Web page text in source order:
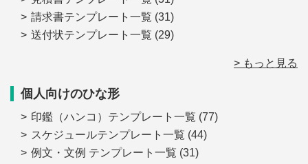
請求書テンプレート一覧 (31)
送付状テンプレート一覧 (29)
> もっと見る
個人向けのひな形
印鑑（ハンコ）テンプレート一覧 (77)
スケジュールテンプレート一覧 (44)
例文・文例 テンプレート一覧 (31)